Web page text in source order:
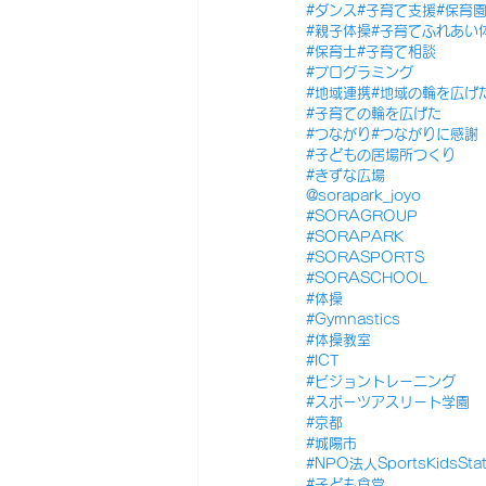
#ダンス#子育て支援#保育園
#親子体操#子育てふれあい
#保育士#子育て相談
#プログラミング
#地域連携#地域の輪を広げ
#子育ての輪を広げた
#つながり#つながりに感謝
#子どもの居場所つくり
#きずな広場
@sorapark_joyo
#SORAGROUP
#SORAPARK
#SORASPORTS
#SORASCHOOL
#体操
#Gymnastics
#体操教室
#ICT
#ビジョントレーニング
#スポーツアスリート学園
#京都
#城陽市
#NPO法人